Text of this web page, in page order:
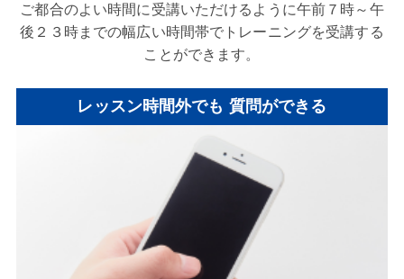
ご都合のよい時間に受講いただけるように午前７時～午
後２３時までの幅広い時間帯でトレーニングを受講する
ことができます。
レッスン時間外でも 質問ができる